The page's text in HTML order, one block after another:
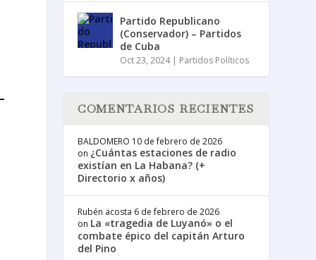
Partido Republicano
(Conservador) – Partidos
de Cuba
Oct 23, 2024| Partidos Políticos
COMENTARIOS RECIENTES
BALDOMERO 10 de febrero de 2026
on ¿Cuántas estaciones de radio
existían en La Habana? (+
Directorio x años)
Rubén acosta 6 de febrero de 2026
on La «tragedia de Luyanó» o el
combate épico del capitán Arturo
del Pino